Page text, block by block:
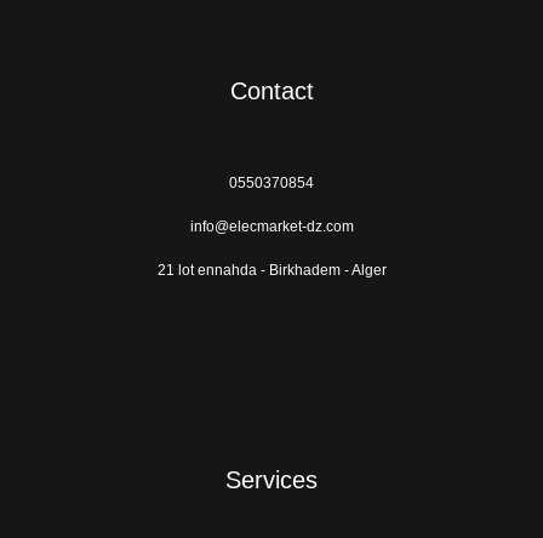
Contact
0550370854
info@elecmarket-dz.com
21 lot ennahda - Birkhadem - Alger
Services